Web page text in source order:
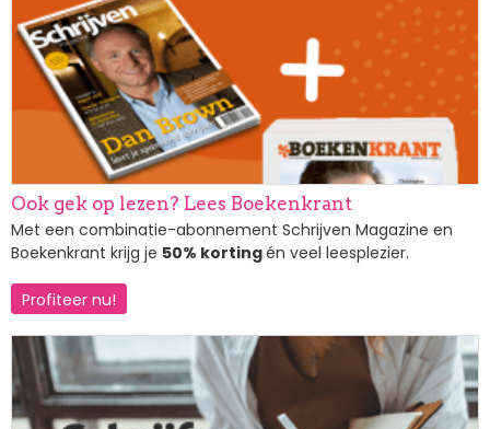
Ook gek op lezen? Lees Boekenkrant
Met een combinatie-abonnement Schrijven Magazine en
Boekenkrant krijg je 50% kortingén veel leesplezier.
Profiteer nu!
Afbeelding